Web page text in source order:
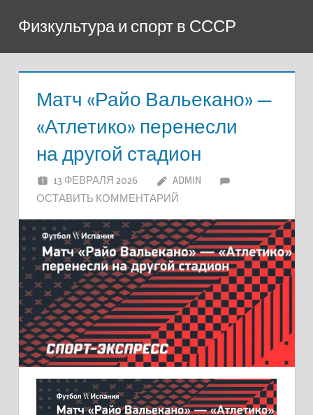
содержимому
Физкультура и спорт в СССР
Матч «Райо Вальекано» —
«Атлетико» перенесли
на другой стадион
13 ФЕВРАЛЯ 2026
ADMIN
ОСТАВИТЬ КОММЕНТАРИЙ